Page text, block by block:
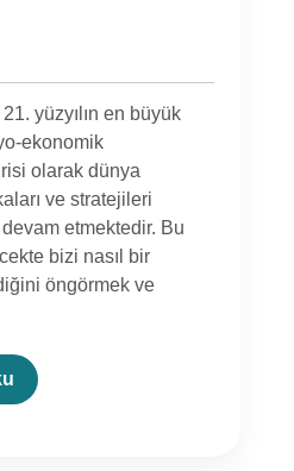
yüzyılın en büyük
ekonomik
olarak dünya
ve stratejileri
etmektedir. Bu
bizi nasıl bir
öngörmek ve